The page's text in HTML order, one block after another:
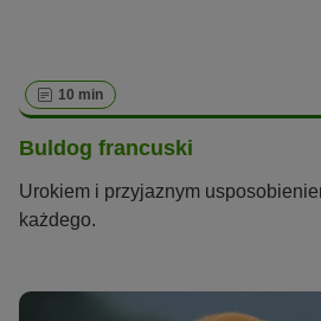
10 min
Buldog francuski
Urokiem i przyjaznym
każdego.